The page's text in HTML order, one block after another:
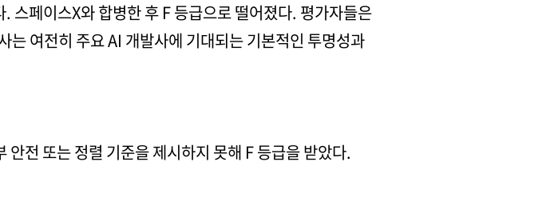
스페이스X와 합병한 후 F 등급으로 떨어졌다. 평가자들은
는 여전히 주요 AI 개발사에 기대되는 기본적인 투명성과
안전 또는 정렬 기준을 제시하지 못해 F 등급을 받았다.